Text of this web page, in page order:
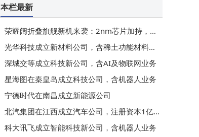
本栏最新
荣耀阔折叠旗舰新机来袭：2nm芯片加持，大屏长续航影像实力再升级
光华科技成立新材料公司，含稀土功能材料相关业务
深城交等成立科技新公司，含AI及物联网业务
星海图在秦皇岛成立科技公司，含机器人业务
宁德时代在南昌成立新能源公司
北汽集团在江西成立汽车公司，注册资本1亿元
科大讯飞成立智能科技新公司，含机器人业务